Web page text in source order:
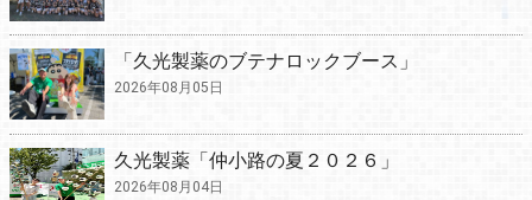
「久光製薬のブテナロックブース」
2026年08月05日
久光製薬「仲小路の夏２０２６」
2026年08月04日